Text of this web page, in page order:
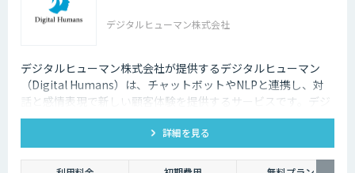
デジタルヒューマン株式会社
デジタルヒューマン株式会社が提供するデジタルヒューマン
（Digital Humans）は、チャットボットやNLPと連携し、対
話と感情表現で新しい顧客体験を提供するサービスです。デジ
タル従業員として、直感的で、インパクトがあり、競争力があ
るサービス創造と顧客体験が提供できます。
詳細を見る